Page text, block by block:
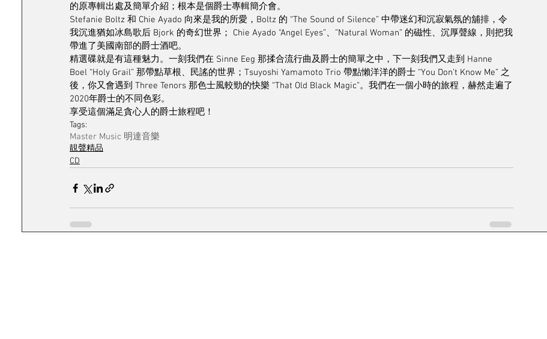
的原專輯出處及簡單介紹；根本是個爵士專輯簡介會。
Stefanie Boltz 和 Chie Ayado 向來是我的所愛，Boltz 的 “The Sound of Silence” 中帶迷幻和沉寂氣氛的舖排，令
我沉進猶如冰島歌后 Bjork 的奇幻世界； Chie Ayado “Angel Eyes”、”Natural Woman” 的磁性、沉厚聲線，則把我
帶進了美國南部的爵士酒吧。
精選碟就是有這種魅力。一刻我們在 Sinne Eeg 那揉合流行曲及爵士的簡單之中，下一刻我們又走到 Hanne
Boel “Holy Grail” 那帶點草根、民謠的世界；Tsuyoshi Yamamoto Trio 帶點懶洋洋的爵士 “You Don’t Know Me” 之
後，你又會遇到 Three Tenors 那色士風較勁的快樂 “That Old Black Magic”。我們在一個小時的旅程，赫然走遍了
2020年爵士的不同色彩。
享受這個滿足貪心人的爵士旅程吧！
Tags:
Master Music 明達音樂
靚聲精品
CD